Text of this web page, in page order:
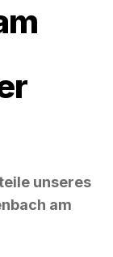
unseres
am